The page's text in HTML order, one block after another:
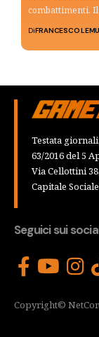
combattimenti. Il
DiFRANCESCO
Testata
63/2016 del 5
Via Cellottini
Capitale
Seguici sui
Copyright©